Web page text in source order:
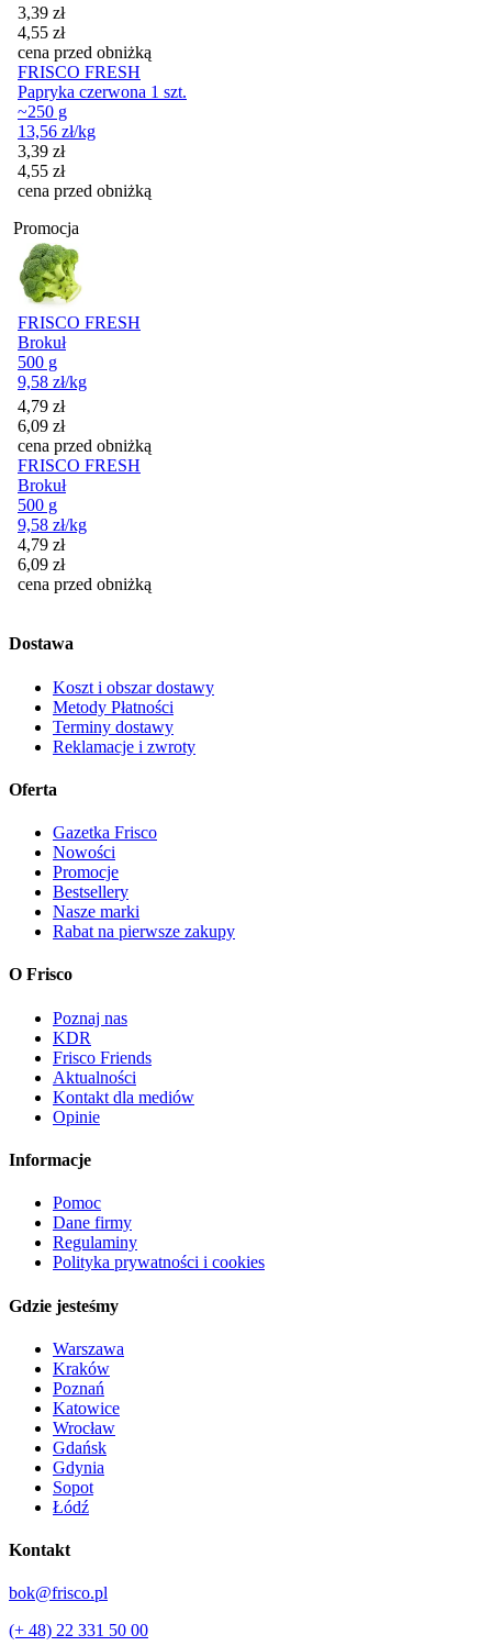
Cena promocyjna
3,39 zł
4,55 zł
cena przed obniżką
FRISCO FRESH
Papryka czerwona 1 szt.
~250 g
13,56 zł/kg
Cena promocyjna
3,39 zł
4,55 zł
cena przed obniżką
Promocja
FRISCO FRESH
Brokuł
500 g
9,58 zł/kg
Cena promocyjna
4,79 zł
6,09 zł
cena przed obniżką
FRISCO FRESH
Brokuł
500 g
9,58 zł/kg
Cena promocyjna
4,79 zł
6,09 zł
cena przed obniżką
Dostawa
Koszt i obszar dostawy
Metody Płatności
Terminy dostawy
Reklamacje i zwroty
Oferta
Gazetka Frisco
Nowości
Promocje
Bestsellery
Nasze marki
Rabat na pierwsze zakupy
O Frisco
Poznaj nas
KDR
Frisco Friends
Aktualności
Kontakt dla mediów
Opinie
Informacje
Pomoc
Dane firmy
Regulaminy
Polityka prywatności i cookies
Gdzie jesteśmy
Warszawa
Kraków
Poznań
Katowice
Wrocław
Gdańsk
Gdynia
Sopot
Łódź
Kontakt
bok@frisco.pl
(+ 48) 22 331 50 00